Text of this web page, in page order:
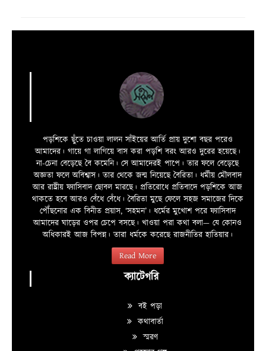
পড়শিকে ছুঁতে চাওয়া লালন সাঁইয়ের আর্তি প্রায় দুশো বছর পরেও
আমাদের। গায়ে গা লাগিয়ে বাস করা পড়শি বরং আরও দুরের হয়েছে।
না-চেনা বেড়েছে বৈ কমেনি। সে আমাদেরই পাপে। তার ফলে বেড়েছে
অজ্ঞতা ফলে অবিশ্বাস। তার থেকে জন্ম নিয়েছে বৈরিতা। ধর্মীয় মৌলবাদ
আর রাষ্ট্রীয় ফ্যাসিবাদ ছোবল মারছে। প্রতিরোধে প্রতিবাদে পড়শিকে আজ
থাকতে হবে আরও বেঁধে বেঁধে। বৈরিতা মুছে ফেলে সহজ সমাজের দিকে
পৌঁছনোর এক বিনীত প্রয়াস, ‘সহমন’। ধর্মের মুখোশ পরে ফ্যাসিবাদ
আমাদের ঘাড়ের ওপর চেপে বসছে। খাওয়া পরা কথা বলা—­­ যে কোনও
অধিকারই আজ বিপন্ন। তারা ধর্মকে করেছে রাজনীতির হাতিয়ার।
Read More
ক্যাটেগরি
বই পড়া
কথাবার্তা
স্মরণ